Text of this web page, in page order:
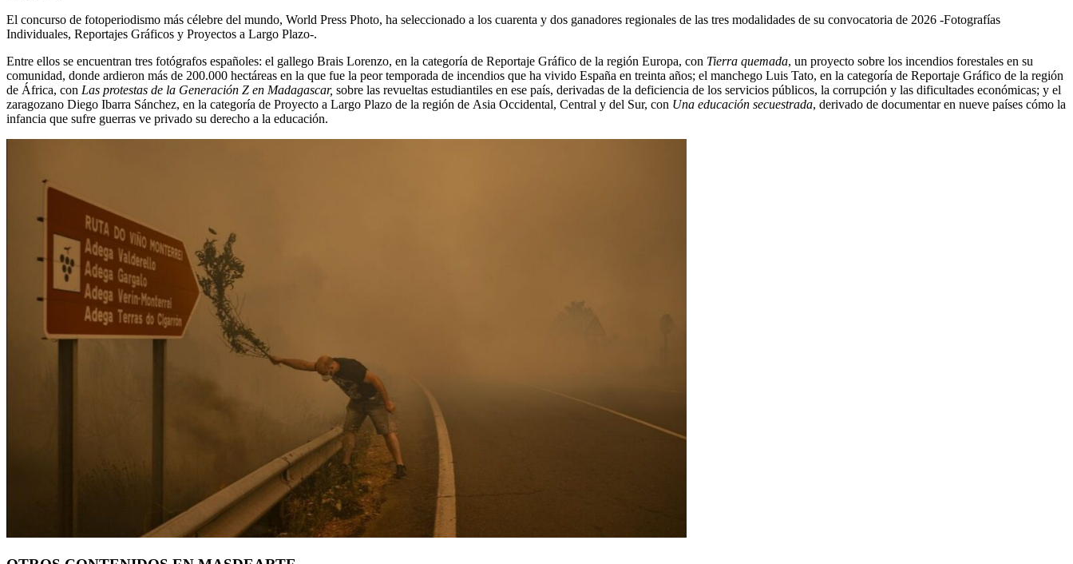
El concurso de fotoperiodismo más célebre del mundo, World Press Photo, ha seleccionado a los cuarenta y dos ganadores regionales de las tres modalidades de su convocatoria de 2026 -Fotografías
Individuales, Reportajes Gráficos y Proyectos a Largo Plazo-.
Entre ellos se encuentran tres fotógrafos españoles: el gallego Brais Lorenzo, en la categoría de Reportaje Gráfico de la región Europa, con Tierra quemada, un proyecto sobre los incendios forestales en su
comunidad, donde ardieron más de 200.000 hectáreas en la que fue la peor temporada de incendios que ha vivido España en treinta años; el manchego Luis Tato, en la categoría de Reportaje Gráfico de la región
de África, con Las protestas de la Generación Z en Madagascar, sobre las revueltas estudiantiles en ese país, derivadas de la deficiencia de los servicios públicos, la corrupción y las dificultades económicas; y el
zaragozano Diego Ibarra Sánchez, en la categoría de Proyecto a Largo Plazo de la región de Asia Occidental, Central y del Sur, con Una educación secuestrada, derivado de documentar en nueve países cómo la
infancia que sufre guerras ve privado su derecho a la educación.